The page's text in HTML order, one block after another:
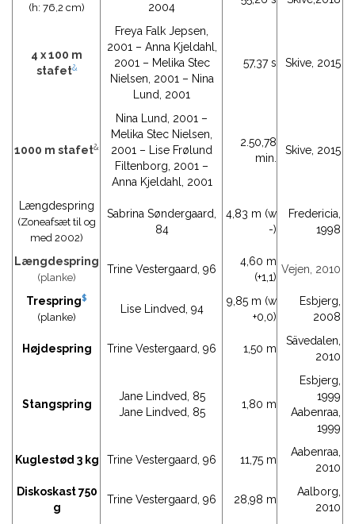
(h: 76,2 cm)
2004
4 x 100 m
stafet&
Freya Falk Jepsen,
2001 – Anna Kjeldahl,
2001 – Melika Stec
Nielsen, 2001 – Nina
Lund, 2001
57,37 s Skive, 2015
1000 m stafet&
Nina Lund, 2001 –
Melika Stec Nielsen,
2001 – Lise Frølund
Filtenborg, 2001 –
Anna Kjeldahl, 2001
2.50,78
min.
Skive, 2015
Længdespring
(Zoneafsæt til og
med 2002)
Sabrina Søndergaard,
84
4,83 m (w
-)
Fredericia,
1998
Længdespring
(planke)
Trine Vestergaard, 96
4,60 m
(+1,1)
Vejen, 2010
Trespring$
(planke)
Lise Lindved, 94
9,85 m (w
+0,0)
Esbjerg,
2008
Højdespring Trine Vestergaard, 96 1,50 m
Sävedalen,
2010
Stangspring
Jane Lindved, 85
Jane Lindved, 85
1,80 m
Esbjerg,
1999
Aabenraa,
1999
Kuglestød 3 kg Trine Vestergaard, 96 11,75 m
Aabenraa,
2010
Diskoskast 750
g
Trine Vestergaard, 96 28,98 m
Aalborg,
2010